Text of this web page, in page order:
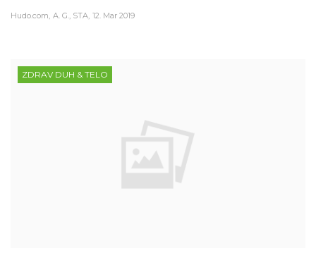
Hudo.com A. G., STA 12. Mar 2019
ZDRAV DUH & TELO